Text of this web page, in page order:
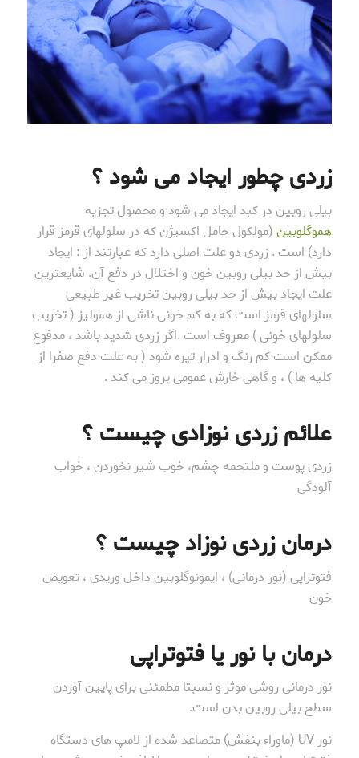
زردی چطور ایجاد می شود ؟
بیلی روبین در کبد ایجاد می شود و محصول تجزیه
هموگلوبین(مولکول حامل اکسیژن که در سلولهای قرمز قرار
دارد) است . زردی دو علت اصلی دارد که عبارتند از : ایجاد
بیش از حد بیلی روبین خون و اختلال در دفع آن. شایعترین
علت ایجاد بیش از حد بیلی روبین تخریب غیر طبیعی
سلولهای قرمز است که به کم خونی ناشی از همولیز ( تخریب
سلولهای خونی ) معروف است .اگر زردی شدید باشد ، مدفوع
ممکن است کم رنگ و ادرار تیره شود ( به علت دفع صفرا از
کلیه ها ) ، و گاهی خارش عمومی بروز می کند .
علائم زردی نوزادی چیست ؟
زردی پوست و ملتحمه چشم، خوب شیر نخوردن ، خواب
آلودگی
درمان زردی نوزاد چیست ؟
فتوتراپی (نور درمانی) ، ایمونوگلوبین داخل وریدی ، تعویض
خون
درمان با نور یا فتوتراپی
نور درمانی روشی موثر و نسبتا مطمئنی برای پایین آوردن
سطح بیلی روبین بدن است.
نور UV (ماوراء بنفش) متصاعد شده از لامپ های دستگاه